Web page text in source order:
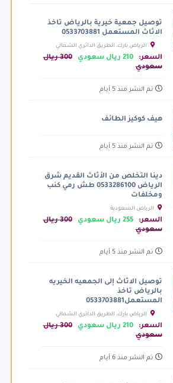
توصيل جمعية خيرية بالرياض تاخذ
الاثاث المستعمل 0533703881
الرياض بارك، الطريق الدائري الشمالي
الفرعي، الرياض السعودية
السعر: 210 ريال سعودي
300 ريال
سعودي
تم النشر منذ 5 أيام
هيف كوكيز الطائف
تم النشر منذ 5 أيام
دينا التخلص من الأثاث القديم شرق
الرياض 0533286100 طش رمي كنب
ومخلفات
السعر: 255 ريال سعودي
300 ريال
سعودي
تم النشر منذ 5 أيام
توصيل الاثاث إلى الجمعيه الخيريه
بالرياض تاخذ
المستعمل0533703881
الرياض بارك، الطريق الدائري الشمالي
الفرعي، الرياض السعودية
السعر: 210 ريال سعودي
300 ريال
سعودي
تم النشر منذ 6 أيام